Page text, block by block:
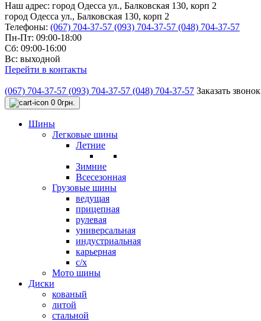
Наш адрес: город Одесса ул., Балковская 130, корп 2
город Одесса ул., Балковская 130, корп 2
Телефоны: (067) 704-37-57 (093) 704-37-57 (048) 704-37-57
Пн-Пт: 09:00-18:00
Сб: 09:00-16:00
Вс: выходной
Перейти в контакты
(067) 704-37-57 (093) 704-37-57 (048) 704-37-57 Заказать звонок
0 0грн.
Шины
Легковые шины
Летние
Зимние
Всесезонная
Грузовые шины
ведущая
прицепная
рулевая
универсальная
индустриальная
карьерная
с/х
Мото шины
Диски
кованый
литой
стальной